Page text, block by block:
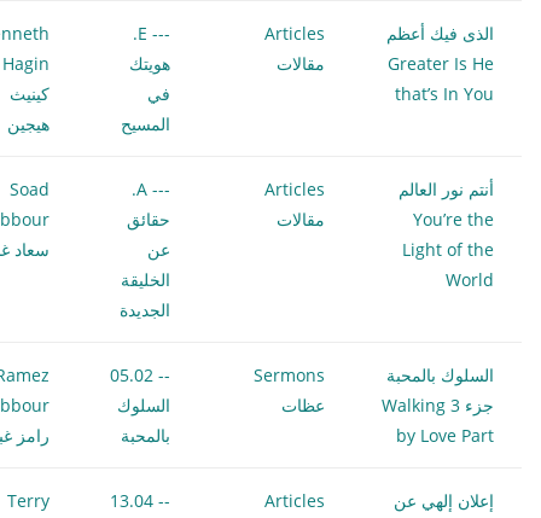
الذى فيك أعظم
Greater Is He
that’s In You
Articles
مقالات
--- E.
هويتك
في
المسيح
كينيث
هيجين
أنتم نور العالم
You’re the
Light of the
World
Articles
مقالات
--- A.
حقائق
عن
الخليقة
الجديدة
Soad
سعاد
السلوك بالمحبة
جزء 3 Walking
by Love Part
Sermons
عظات
-- 05.02
السلوك
بالمحبة
رامز
إعلان إلهي عن
Articles
-- 13.04
Terry